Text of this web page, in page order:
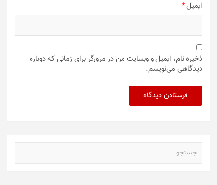
ایمیل*
ذخیره نام، ایمیل و وبسایت من در مرورگر برای زمانی که دوباره
دیدگاهی می‌نویسم.